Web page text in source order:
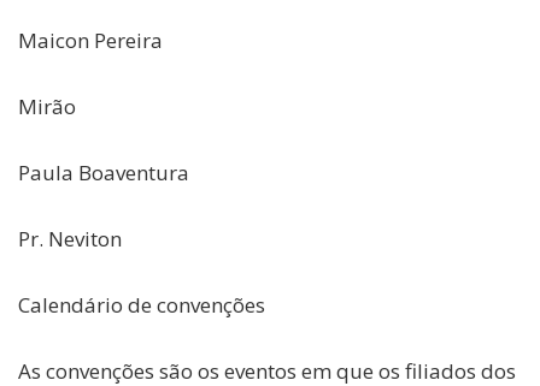
Maicon Pereira
Mirão
Paula Boaventura
Pr. Neviton
Calendário de convenções
As convenções são os eventos em que os filiados dos